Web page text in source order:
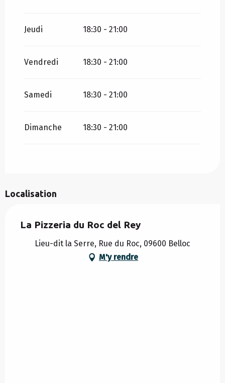
Jeudi 18:30 - 21:00
Vendredi 18:30 - 21:00
Samedi 18:30 - 21:00
Dimanche 18:30 - 21:00
Localisation
La Pizzeria du Roc del Rey
Lieu-dit la Serre, Rue du Roc, 09600 Belloc
M'y rendre